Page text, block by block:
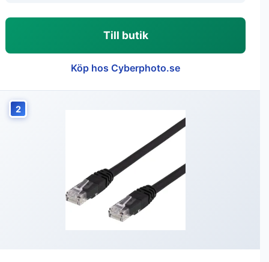
Till butik
Köp hos Cyberphoto.se
2